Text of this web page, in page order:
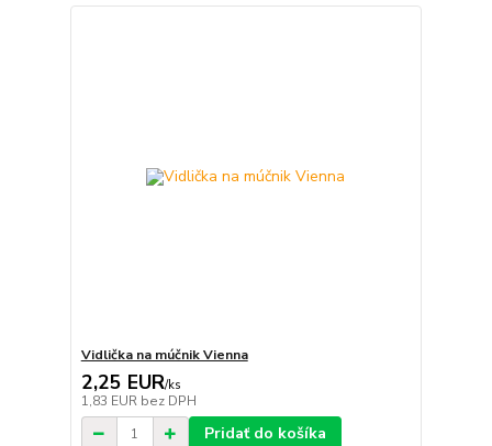
Vidlička na múčnik Vienna
2,25 EUR/ks
1,83 EUR bez DPH
Pridať do košíka